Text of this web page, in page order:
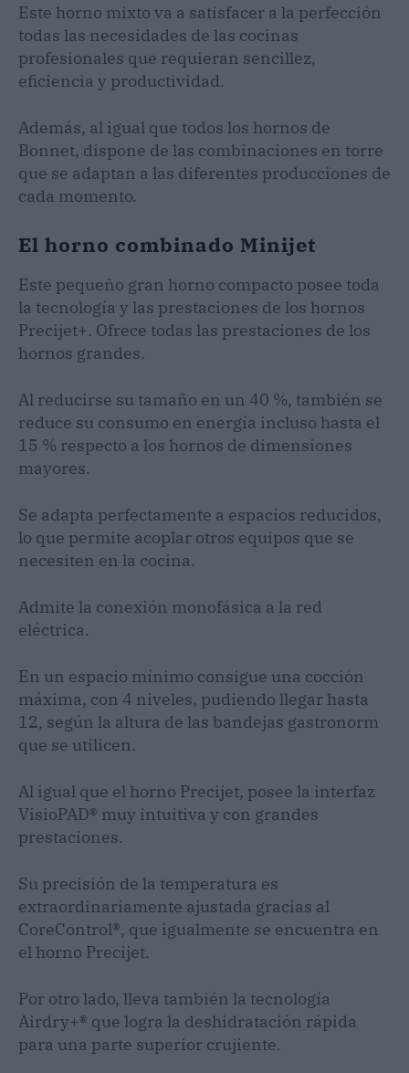
Este horno mixto va a satisfacer a la perfección
todas las necesidades de las cocinas
profesionales que requieran sencillez,
eficiencia y productividad.
Además, al igual que todos los hornos de
Bonnet, dispone de las combinaciones en torre
que se adaptan a las diferentes producciones de
cada momento.
El horno combinado Minijet
Este pequeño gran horno compacto posee toda
la tecnología y las prestaciones de los hornos
Precijet+. Ofrece todas las prestaciones de los
hornos grandes.
Al reducirse su tamaño en un 40 %, también se
reduce su consumo en energía incluso hasta el
15 % respecto a los hornos de dimensiones
mayores.
Se adapta perfectamente a espacios reducidos,
lo que permite acoplar otros equipos que se
necesiten en la cocina.
Admite la conexión monofásica a la red
eléctrica.
En un espacio mínimo consigue una cocción
máxima, con 4 niveles, pudiendo llegar hasta
12, según la altura de las bandejas gastronorm
que se utilicen.
Al igual que el horno Precijet, posee la interfaz
VisioPAD® muy intuitiva y con grandes
prestaciones.
Su precisión de la temperatura es
extraordinariamente ajustada gracias al
CoreControl®, que igualmente se encuentra en
el horno Precijet.
Por otro lado, lleva también la tecnología
Airdry+® que logra la deshidratación rápida
para una parte superior crujiente.